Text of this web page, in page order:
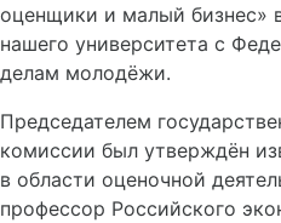
оценщики и малый бизнес»
нашего университета с
делам молодёжи.
Председателем
комиссии был утверждён
в области оценочной
профессор Российского